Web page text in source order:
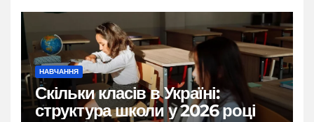
НАВЧАННЯ
Скільки класів в Україні:
структура школи у 2026 році